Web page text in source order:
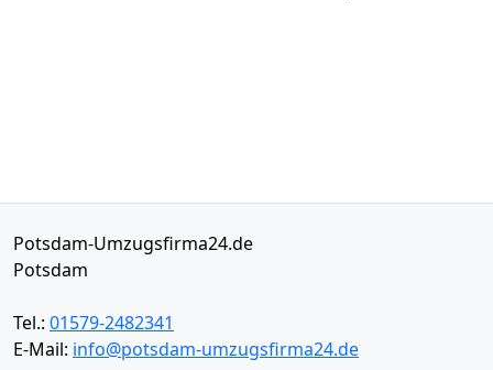
Potsdam-Umzugsfirma24.de
Potsdam
Tel.: 01579-2482341
E-Mail: info@potsdam-umzugsfirma24.de